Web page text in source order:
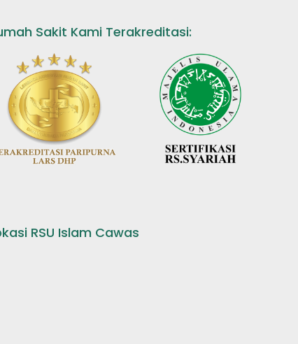
Sakit Kami Terakreditasi:
RSU Islam Cawas